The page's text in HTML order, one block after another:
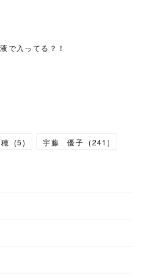
で入ってる？！
(5) 宇藤 優子 (241 )